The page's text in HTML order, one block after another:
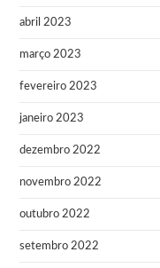
abril 2023
março 2023
fevereiro 2023
janeiro 2023
dezembro 2022
novembro 2022
outubro 2022
setembro 2022